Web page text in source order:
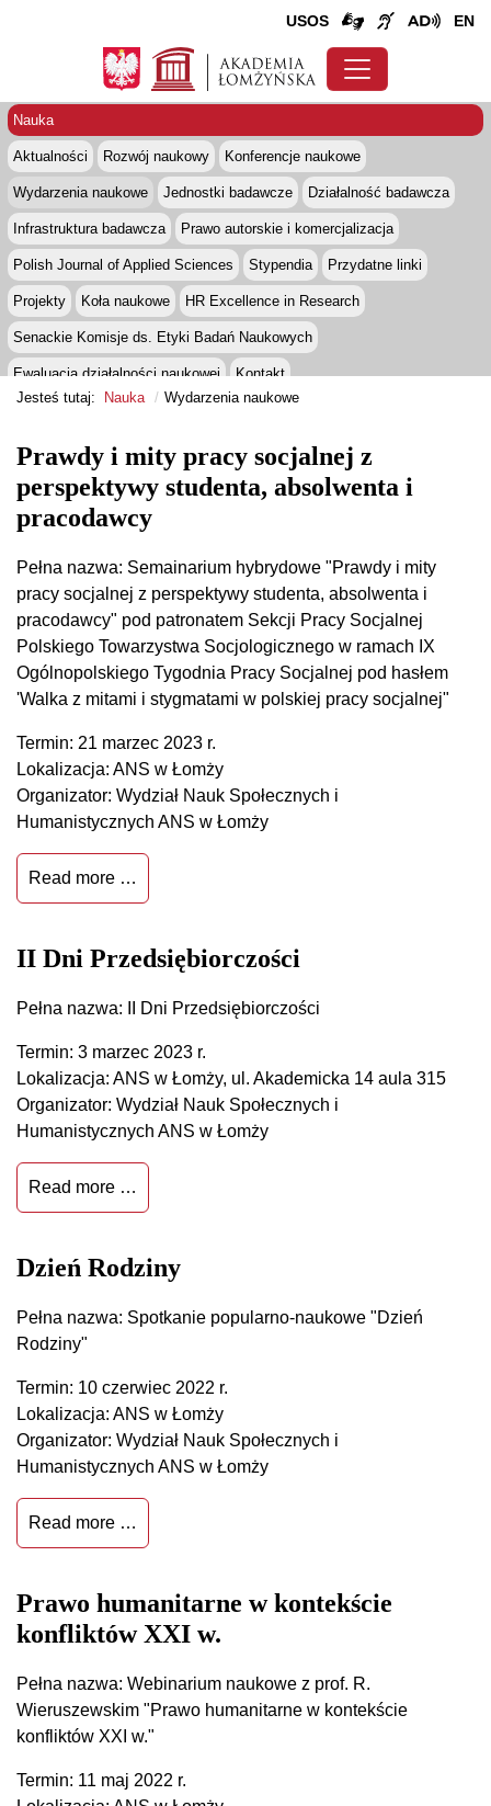
USOS EN
Nauka
Aktualności Rozwój naukowy Konferencje naukowe
Wydarzenia naukowe Jednostki badawcze Działalność badawcza
Infrastruktura badawcza Prawo autorskie i komercjalizacja
Polish Journal of Applied Sciences Stypendia Przydatne linki
Projekty Koła naukowe HR Excellence in Research
Senackie Komisje ds. Etyki Badań Naukowych
Ewaluacja działalności naukowej
Kontakt
Jesteś tutaj: Nauka Wydarzenia naukowe
Prawdy i mity pracy socjalnej z
perspektywy studenta, absolwenta i
pracodawcy
Pełna nazwa: Semainarium hybrydowe "Prawdy i mity
pracy socjalnej z perspektywy studenta, absolwenta i
pracodawcy" pod patronatem Sekcji Pracy Socjalnej
Polskiego Towarzystwa Socjologicznego w ramach IX
Ogólnopolskiego Tygodnia Pracy Socjalnej pod hasłem
'Walka z mitami i stygmatami w polskiej pracy socjalnej"
Termin: 21 marzec 2023 r.
Lokalizacja: ANS w Łomży
Organizator: Wydział Nauk Społecznych i
Humanistycznych ANS w Łomży
Read more …
II Dni Przedsiębiorczości
Pełna nazwa: II Dni Przedsiębiorczości
Termin: 3 marzec 2023 r.
Lokalizacja: ANS w Łomży, ul. Akademicka 14 aula 315
Organizator: Wydział Nauk Społecznych i
Humanistycznych ANS w Łomży
Read more …
Dzień Rodziny
Pełna nazwa: Spotkanie popularno-naukowe "Dzień
Rodziny"
Termin: 10 czerwiec 2022 r.
Lokalizacja: ANS w Łomży
Organizator: Wydział Nauk Społecznych i
Humanistycznych ANS w Łomży
Read more …
Prawo humanitarne w kontekście
konfliktów XXI w.
Pełna nazwa: Webinarium naukowe z prof. R.
Wieruszewskim "Prawo humanitarne w kontekście
konfliktów XXI w."
Termin: 11 maj 2022 r.